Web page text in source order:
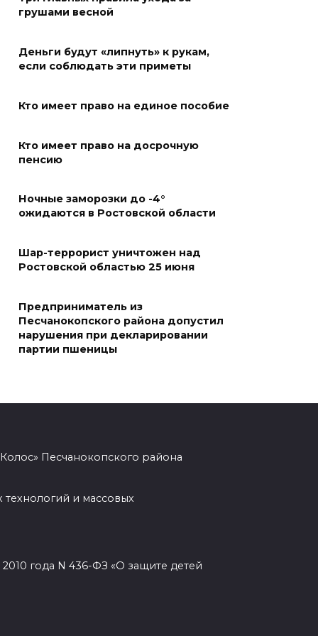
подвальные котельные и
06 августа 2026 21:18
вблизи донской набережной
06 августа 2026 20:56
Перспективы недвижимости
06 августа 2026 20:11
В Ворошиловском районе
Ростова произошло
06 августа 2026 19:33
Шахбокс, падел и пилон: в
виды спорта
профессиональным
06 августа 2026 18:35
грушами весной
Деньги будут «липнуть» к рукам,
если соблюдать эти приметы
Кто имеет право на единое пособие
Кто имеет право на досрочную
пенсию
Ночные заморозки до -4°
ожидаются в Ростовской области
Шар-террорист уничтожен над
Ростовской областью 25 июня
Предприниматель из
Песчанокопского района допустил
нарушения при декларировании
партии пшеницы
Песчанокопского района
и массовых
года N 436-ФЗ «О защите детей